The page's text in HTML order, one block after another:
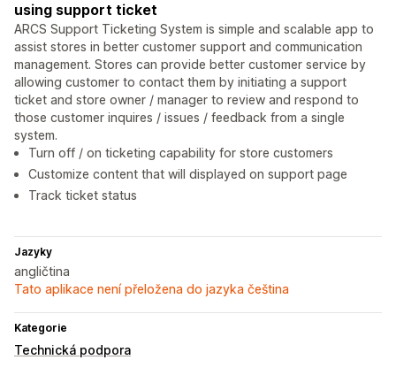
using support ticket
ARCS Support Ticketing System is simple and scalable app to
assist stores in better customer support and communication
management. Stores can provide better customer service by
allowing customer to contact them by initiating a support
ticket and store owner / manager to review and respond to
those customer inquires / issues / feedback from a single
system.
Turn off / on ticketing capability for store customers
Customize content that will displayed on support page
Track ticket status
Jazyky
angličtina
Tato aplikace není přeložena do jazyka čeština
Kategorie
Technická podpora